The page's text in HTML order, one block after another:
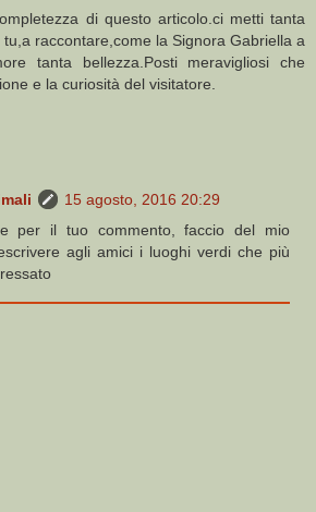
di questo articolo.ci metti tanta
tu,a raccontare,come la Signora Gabriella a
tanta bellezza.Posti meravigliosi che
e la curiosità del visitatore.
15 agosto, 2016 20:29
per il tuo commento, faccio del mio
agli amici i luoghi verdi che più